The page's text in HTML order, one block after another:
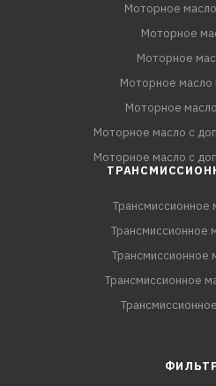
Моторное
Моторное
Моторное
Моторное масло
Моторное
Моторное масло с
Моторное масло с
Трансмиссионное
Трансмиссионное
Трансмиссионное
Трансмиссионное